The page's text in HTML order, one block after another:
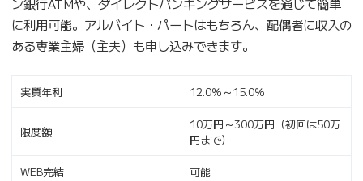
に利用可能。アルバイト・パートはもちろん、配偶者に収入の
ある専業主婦（主夫）も申し込みできます。
実質年利 12.0％～15.0％
限度額
10万円～300万円（初回は50万
円まで）
WEB完結 可能